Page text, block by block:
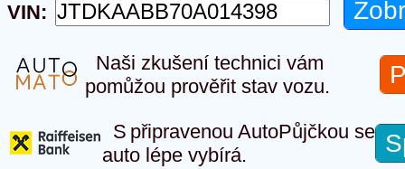
VIN:
Naši zkušení technici vám
pomůžou prověřit stav vozu.
S připravenou AutoPůjčkou se
auto lépe vybírá.